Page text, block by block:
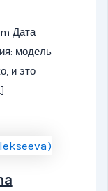
Дата
модель
и это